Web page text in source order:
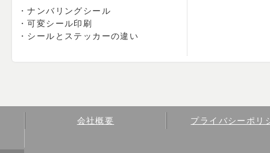
ナンバリングシール
可変シール印刷
シールとステッカーの違い
会社概要 プライバシーポリ